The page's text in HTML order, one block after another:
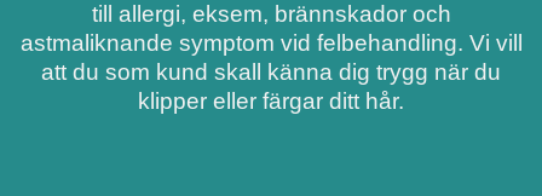
till allergi, eksem, brännskador och
astmaliknande symptom vid felbehandling. Vi vill
att du som kund skall känna dig trygg när du
klipper eller färgar ditt hår.